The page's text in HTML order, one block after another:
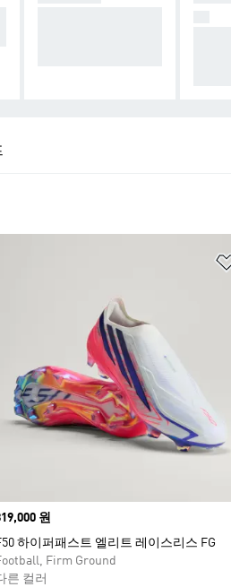
원
하이퍼패스트 엘리트 레이스리스 FG
Firm Ground
른 컬러